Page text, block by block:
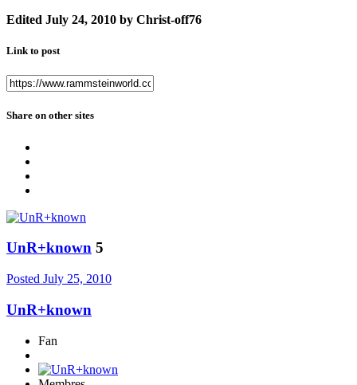
Edited July 24, 2010 by Christ-off76
Link to post
Share on other sites
UnR+known 5
Posted July 25, 2010
UnR+known
Fan